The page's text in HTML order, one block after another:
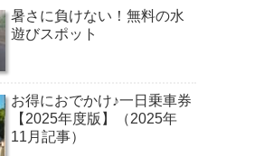
暑さに負けない！無料の水
遊びスポット
お得におでかけ♪一日乗車券
【2025年度版】（2025年
11月記事）